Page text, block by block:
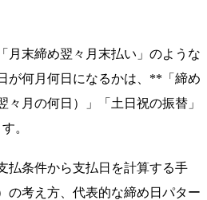
月末締め翌々月末払い」のような
が何月何日になるかは、**「締め
々月の何日）」「土日祝の振替」
。
払条件から支払日を計算する手
の考え方、代表的な締め日パター